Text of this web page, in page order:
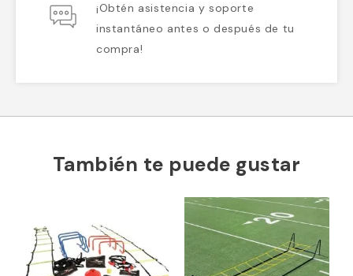
¡Obtén asistencia y soporte
instantáneo antes o después de tu
compra!
También te puede gustar